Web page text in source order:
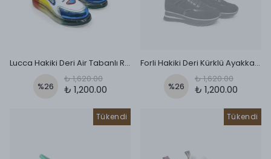
Lucca Hakiki Deri Air Tabanlı Renkli Sneaker Beyaz
%26
₺ 1,620.00
₺ 1,200.00
Forli Hakiki Deri Kürklü Ayakkabı Siyah
%26
₺ 1,620.00
₺ 1,200.00
Tükendi Tükendi